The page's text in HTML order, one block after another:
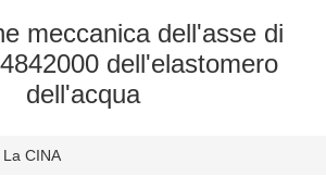
meccanica dell'asse di
dell'elastomero
dell'acqua
La CINA